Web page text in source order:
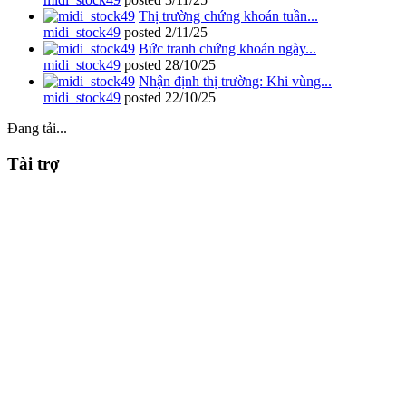
Thị trường chứng khoán tuần...
midi_stock49 posted 2/11/25
Bức tranh chứng khoán ngày...
midi_stock49 posted 28/10/25
Nhận định thị trường: Khi vùng...
midi_stock49 posted 22/10/25
Đang tải...
Tài trợ